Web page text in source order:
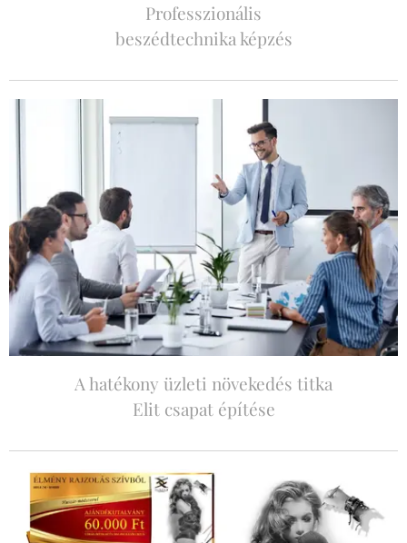
Professzionális
beszédtechnika képzés
A hatékony üzleti növekedés titka
Elit csapat építése